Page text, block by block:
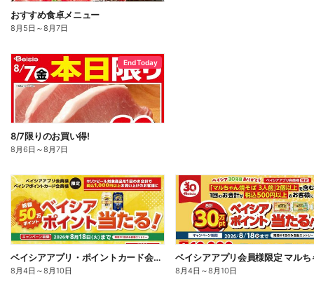
おすすめ食卓メニュー
8月5日 ～8月7日
End Today
8/7限りのお買い得!
8月6日 ～8月7日
ベイシアアプリ・ポイントカード会員様限定 対象商品を1回で1,000円以上お買上でポイント当る!
8月4日 ～8月10日 8月4日 ～8月10日